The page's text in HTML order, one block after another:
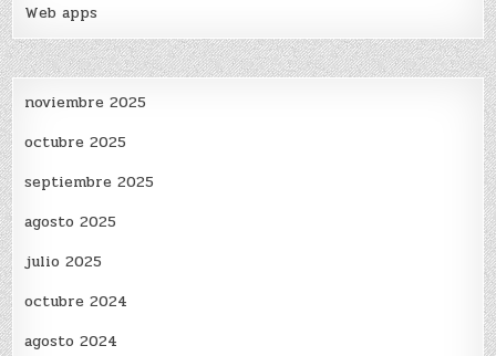
Web apps
noviembre 2025
octubre 2025
septiembre 2025
agosto 2025
julio 2025
octubre 2024
agosto 2024